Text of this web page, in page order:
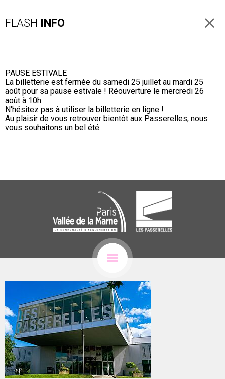
FLASH INFO
PAUSE ESTIVALE
La billetterie est fermée du samedi 25 juillet au mardi 25
août pour sa pause estivale ! Réouverture le mercredi 26
août à 10h.
N'hésitez pas à utiliser la billetterie en ligne !
Au plaisir de vous retrouver bientôt aux Passerelles, nous
vous souhaitons un bel été.